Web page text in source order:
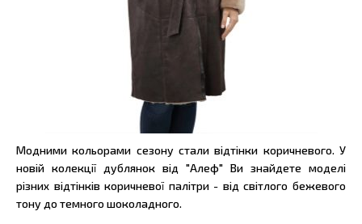
Модними кольорами сезону стали відтінки коричневого. У
новій колекції дублянок від "Алеф" Ви знайдете моделі
різних відтінків коричневої палітри - від світлого бежевого
тону до темного шоколадного.